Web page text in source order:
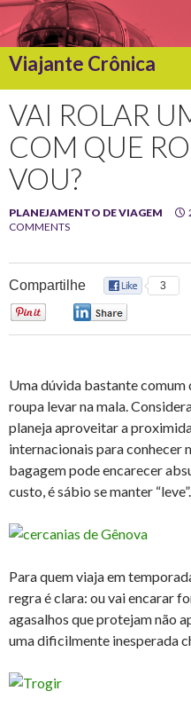
Viajante Crônica
TO
CONTENT
VAI ROLAR
COM QUE
VOU?
PLANEJAMENTO DE VIAGEM
COMMENTS
Compartilhe 3
Uma dúvida bastante comum
roupa levar na mala.
planeja aproveitar a
internacionais para conhecer
bagagem pode encarecer
custo, é sábio se manter “leve”.
Para quem viaja em
regra é clara: ou vai encarar
agasalhos que protejam não
uma dificilmente inesperada